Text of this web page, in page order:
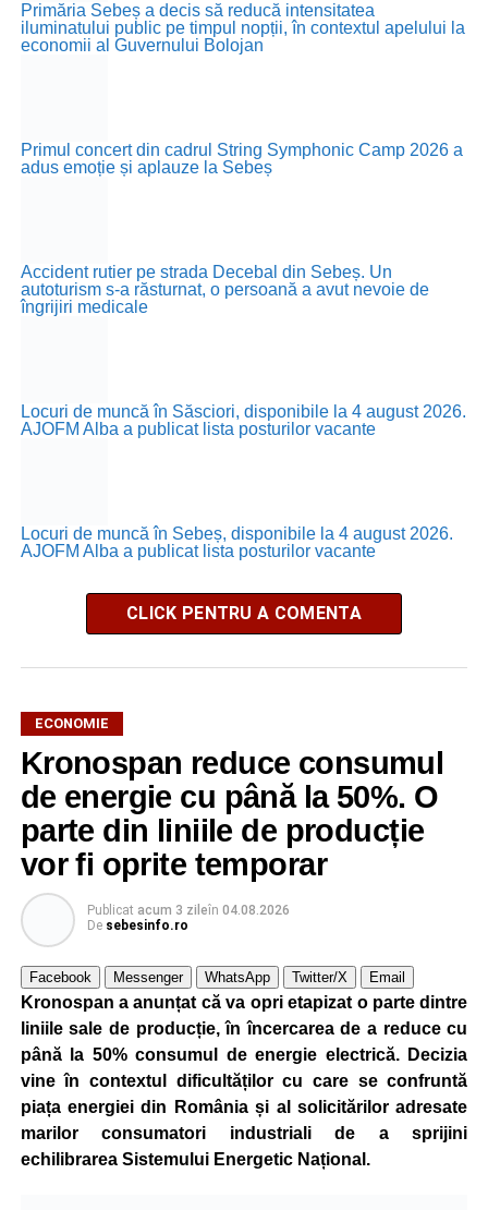
Primăria Sebeș a decis să reducă intensitatea
iluminatului public pe timpul nopții, în contextul apelului la
economii al Guvernului Bolojan
Primul concert din cadrul String Symphonic Camp 2026 a
adus emoție și aplauze la Sebeș
Accident rutier pe strada Decebal din Sebeș. Un
autoturism s-a răsturnat, o persoană a avut nevoie de
îngrijiri medicale
Locuri de muncă în Săsciori, disponibile la 4 august 2026.
AJOFM Alba a publicat lista posturilor vacante
Locuri de muncă în Sebeș, disponibile la 4 august 2026.
AJOFM Alba a publicat lista posturilor vacante
CLICK PENTRU A COMENTA
ECONOMIE
Kronospan reduce consumul
de energie cu până la 50%. O
parte din liniile de producție
vor fi oprite temporar
Publicat acum 3 zileîn 04.08.2026
De sebesinfo.ro
Facebook Messenger WhatsApp Twitter/X Email
Kronospan a anunțat că va opri etapizat o parte dintre
liniile sale de producție, în încercarea de a reduce cu
până la 50% consumul de energie electrică. Decizia
vine în contextul dificultăților cu care se confruntă
piața energiei din România și al solicitărilor adresate
marilor consumatori industriali de a sprijini
echilibrarea Sistemului Energetic Național.